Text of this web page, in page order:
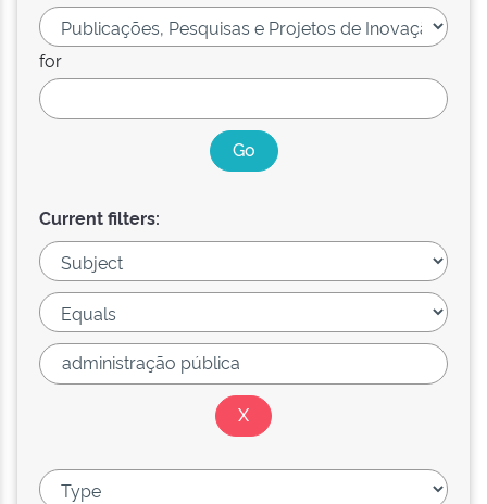
for
Current filters: